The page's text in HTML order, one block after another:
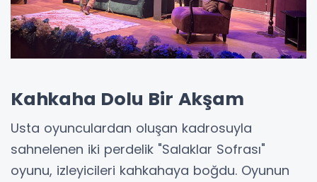
Kahkaha Dolu Bir Akşam
Usta oyunculardan oluşan kadrosuyla
sahnelenen iki perdelik "Salaklar Sofrası"
oyunu, izleyicileri kahkahaya boğdu. Oyunun